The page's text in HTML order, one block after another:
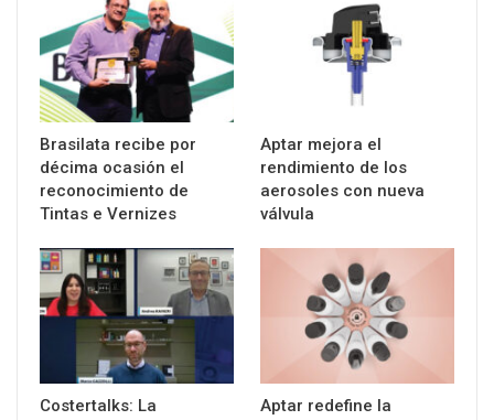
Brasilata recibe por
décima ocasión el
reconocimiento de
Tintas e Vernizes
Aptar mejora el
rendimiento de los
aerosoles con nueva
válvula
Costertalks: La
Aptar redefine la